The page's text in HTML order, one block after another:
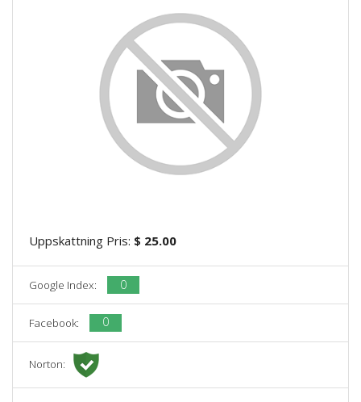
Uppskattning Pris: $ 25.00
Google Index: 0
Facebook: 0
Norton: